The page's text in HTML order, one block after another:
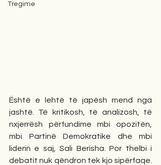
Tregime
Është e lehtë të japësh mend nga
jashtë. Të kritikosh, të analizosh, të
nxjerrësh përfundime mbi opozitën,
mbi Partinë Demokratike dhe mbi
liderin e saj, Sali Berisha. Por thelbi i
debatit nuk qëndron tek kjo sipërfaqe.